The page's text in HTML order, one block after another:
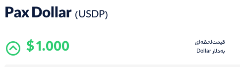
Pax Dollar (USDP)
قیمت‌لحظه‌ای
به‌دلار Dollar
$ 1.000